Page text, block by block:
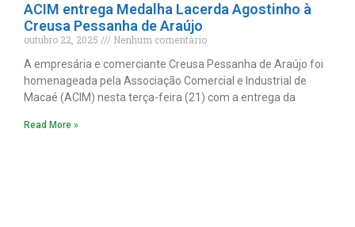
ACIM entrega Medalha Lacerda Agostinho à
Creusa Pessanha de Araújo
outubro 22, 2025
Nenhum comentário
A empresária e comerciante Creusa Pessanha de Araújo foi
homenageada pela Associação Comercial e Industrial de
Macaé (ACIM) nesta terça-feira (21) com a entrega da
Read More »